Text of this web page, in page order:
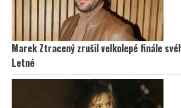
Marek Ztracený zrušil velkolepé finále
Letné